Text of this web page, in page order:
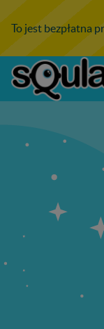
To jest bezpłatna